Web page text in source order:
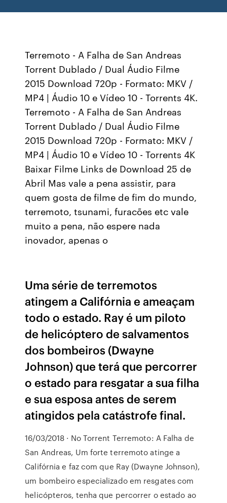
Terremoto - A Falha de San Andreas
Torrent Dublado / Dual Áudio Filme
2015 Download 720p - Formato: MKV /
MP4 | Áudio 10 e Vídeo 10 - Torrents 4K.
Terremoto - A Falha de San Andreas
Torrent Dublado / Dual Áudio Filme
2015 Download 720p - Formato: MKV /
MP4 | Áudio 10 e Vídeo 10 - Torrents 4K
Baixar Filme Links de Download 25 de
Abril Mas vale a pena assistir, para
quem gosta de filme de fim do mundo,
terremoto, tsunami, furacões etc vale
muito a pena, não espere nada
inovador, apenas o
Uma série de terremotos
atingem a Califórnia e ameaçam
todo o estado. Ray é um piloto
de helicóptero de salvamentos
dos bombeiros (Dwayne
Johnson) que terá que percorrer
o estado para resgatar a sua filha
e sua esposa antes de serem
atingidos pela catástrofe final.
16/03/2018 · No Torrent Terremoto: A Falha de
San Andreas, Um forte terremoto atinge a
Califórnia e faz com que Ray (Dwayne Johnson),
um bombeiro especializado em resgates com
helicópteros, tenha que percorrer o estado ao